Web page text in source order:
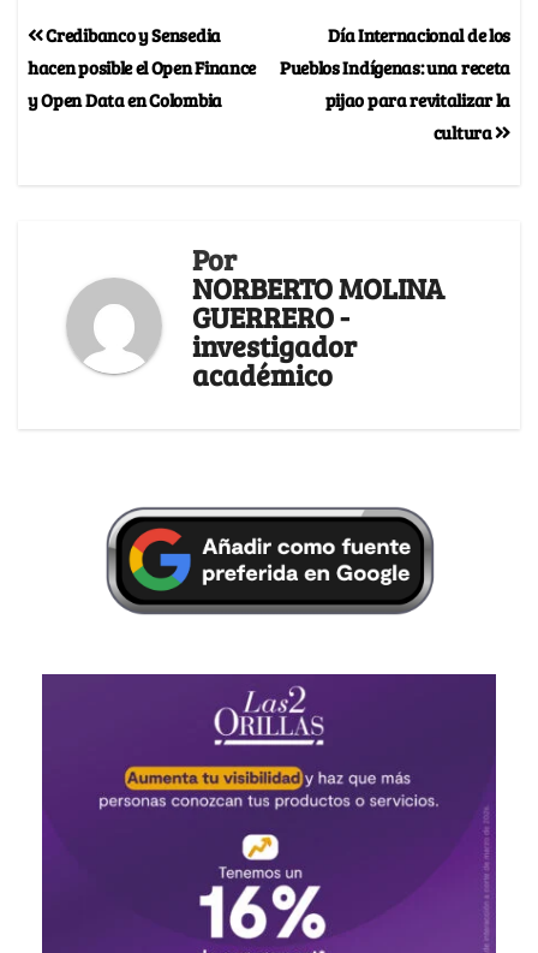
Día Internacional de los
Pueblos Indígenas: una receta
pijao para revitalizar la
cultura
Credibanco y Sensedia
hacen posible el Open Finance
y Open Data en Colombia
Por
NORBERTO MOLINA
GUERRERO -
investigador
académico